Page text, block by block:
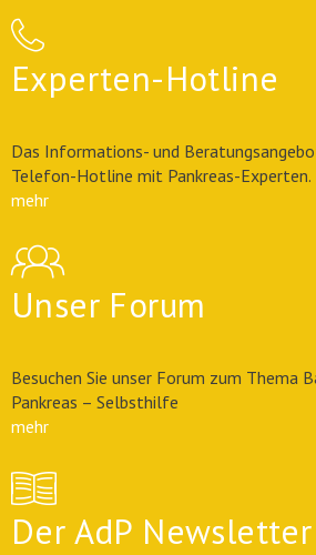
Experten-Hotline
Das Informations- und
Telefon-Hotline mit Pankreas-Experten.
mehr
Unser Forum
Besuchen Sie unser Forum zum Thema
Pankreas – Selbsthilfe
mehr
Der AdP Newsletter